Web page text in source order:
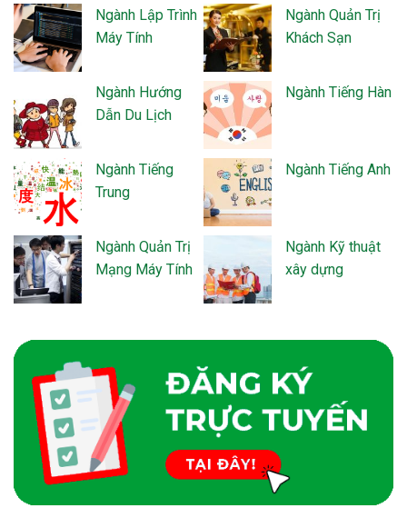
Ngành Lập Trình
Máy Tính
Ngành Quản Trị
Khách Sạn
Ngành Hướng
Dẫn Du Lịch
Ngành Tiếng Hàn
Ngành Tiếng
Trung
Ngành Tiếng Anh
Ngành Quản Trị
Mạng Máy Tính
Ngành Kỹ thuật
xây dựng